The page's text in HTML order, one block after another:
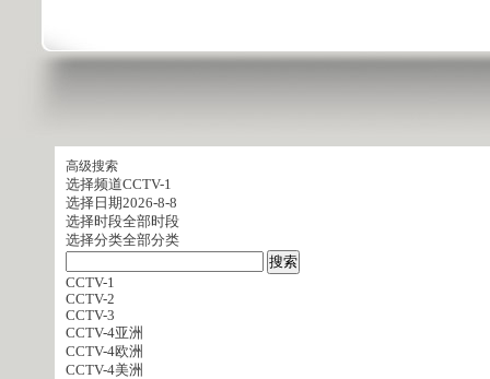
高级搜索
选择频道CCTV-1
选择日期2026-8-8
选择时段全部时段
选择分类全部分类
CCTV-1
CCTV-2
CCTV-3
CCTV-4亚洲
CCTV-4欧洲
CCTV-4美洲